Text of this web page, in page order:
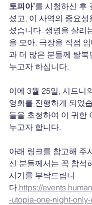
토피아’를 시청하신 후
셨고, 이 사역의 중요성
셨습니다. 생명을 살리
을 모아, 극장을 직접
과 더 많은 분들께 탈
누고자 하십니다.
이에 3월 25일, 시드니
영회를 진행하게 되었
들을 초청하여 이 귀한
누고자 합니다.
아래 링크를 참고해 주
신 분들께서는 꼭 참석
시기를 부탁드립니
다.https://
-utopia-one-night-